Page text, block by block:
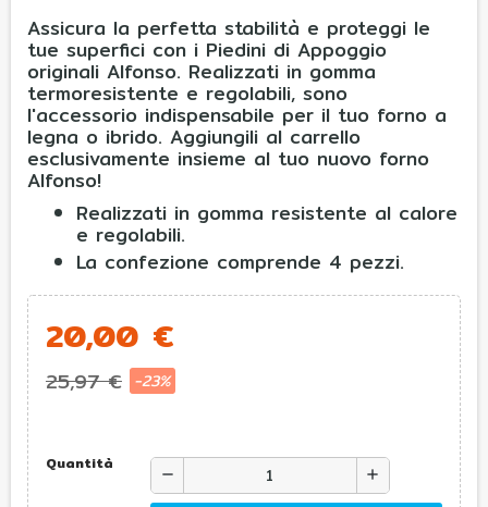
Assicura la perfetta stabilità e proteggi le
tue superfici con i Piedini di Appoggio
originali Alfonso. Realizzati in gomma
termoresistente e regolabili, sono
l'accessorio indispensabile per il tuo forno a
legna o ibrido. Aggiungili al carrello
esclusivamente insieme al tuo nuovo forno
Alfonso!
Realizzati in gomma resistente al calore
e regolabili.
La confezione comprende 4 pezzi.
20,00 €
25,97 € -23%
Quantità
remove add